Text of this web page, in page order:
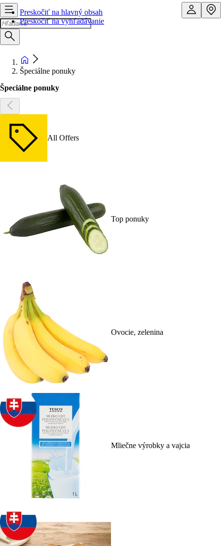
Preskočiť na hlavný obsah
Preskočiť na vyhľadávanie
Špeciálne ponuky
Špeciálne ponuky
All Offers
Top ponuky
Ovocie, zelenina
Mliečne výrobky a vajcia